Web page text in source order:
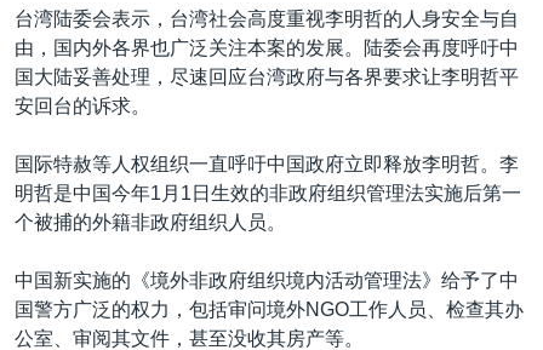
台湾陆委会表示，台湾社会高度重视李明哲的人身安全与自
由，国内外各界也广泛关注本案的发展。陆委会再度呼吁中
国大陆妥善处理，尽速回应台湾政府与各界要求让李明哲平
安回台的诉求。
国际特赦等人权组织一直呼吁中国政府立即释放李明哲。李
明哲是中国今年1月1日生效的非政府组织管理法实施后第一
个被捕的外籍非政府组织人员。
中国新实施的《境外非政府组织境内活动管理法》给予了中
国警方广泛的权力，包括审问境外NGO工作人员、检查其办
公室、审阅其文件，甚至没收其房产等。